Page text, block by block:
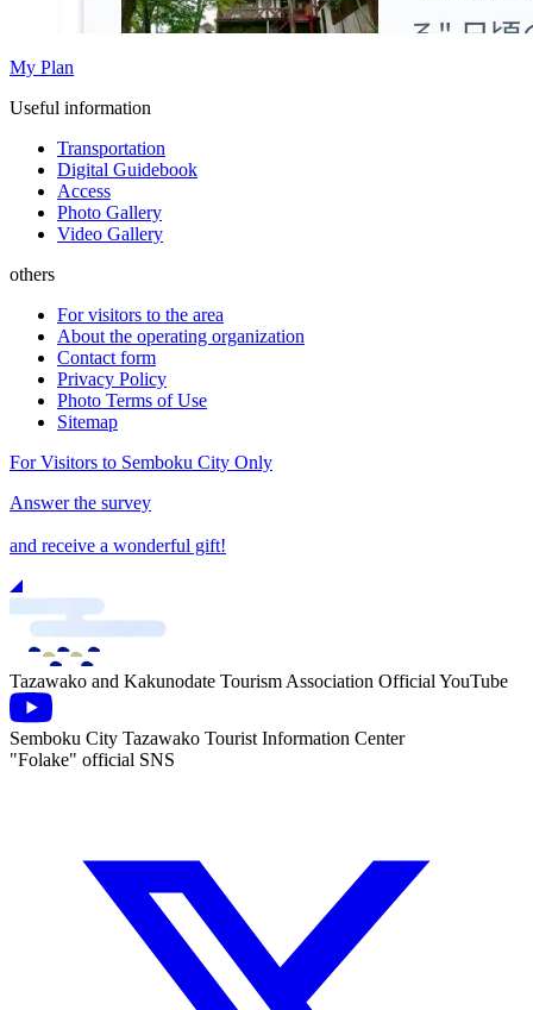
My Plan
Useful information
Transportation
Digital Guidebook
Access
Photo Gallery
Video Gallery
others
For visitors to the area
About the operating organization
Contact form
Privacy Policy
Photo Terms of Use
Sitemap
For Visitors to Semboku City Only
Answer the survey
and receive a wonderful gift!
Tazawako and Kakunodate Tourism Association Official YouTube
Semboku City Tazawako Tourist Information Center
"Folake" official SNS